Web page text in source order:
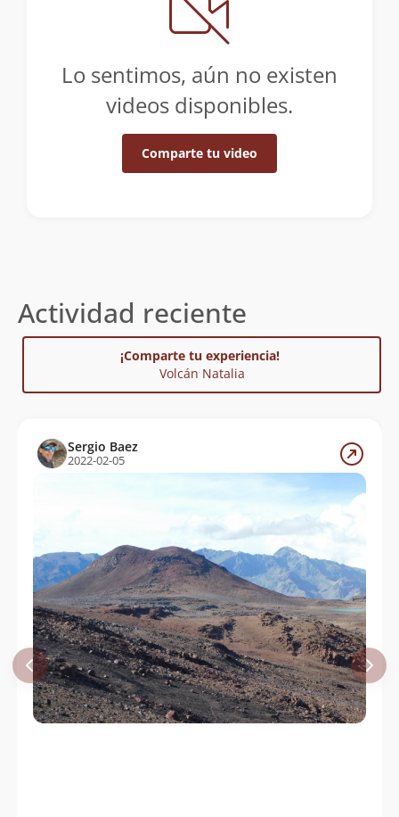
Lo sentimos, aún no existen
videos disponibles.
Comparte tu video
Actividad reciente
¡Comparte tu experiencia!
Volcán Natalia
Sergio Baez
2022-02-05